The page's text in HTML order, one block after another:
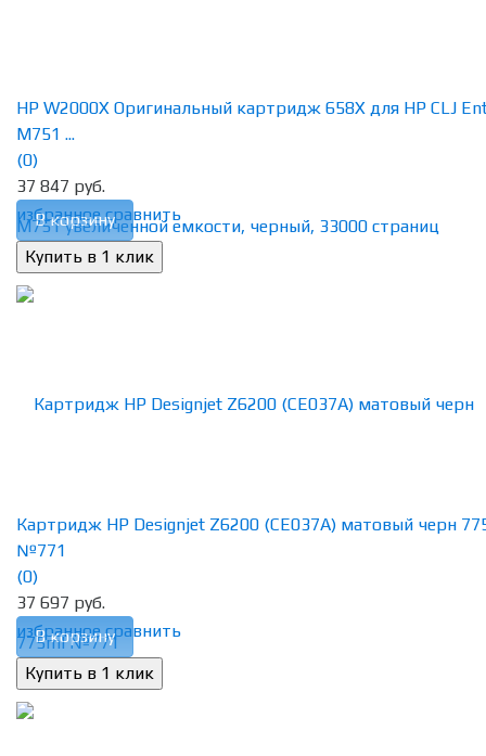
избранное сравнить
HP W2000X Оригинальный картридж 658X для HP CLJ
M751 ...
(0)
37 847 руб.
В корзину
избранное сравнить
Картридж HP Designjet Z6200 (CE037A) матовый черн
№771
(0)
37 697 руб.
В корзину